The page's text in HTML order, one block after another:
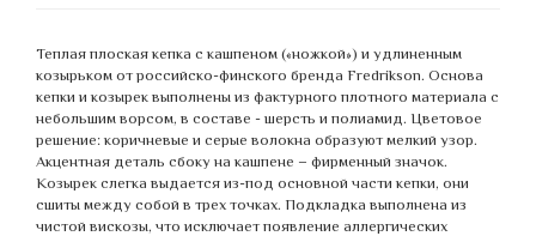
Теплая плоская кепка с кашпеном («ножкой») и удлиненным
козырьком от российско-финского бренда Fredrikson. Основа
кепки и козырек выполнены из фактурного плотного материала с
небольшим ворсом, в составе - шерсть и полиамид. Цветовое
решение: коричневые и серые волокна образуют мелкий узор.
Акцентная деталь сбоку на кашпене – фирменный значок.
Козырек слегка выдается из-под основной части кепки, они
сшиты между собой в трех точках. Подкладка выполнена из
чистой вискозы, что исключает появление аллергических